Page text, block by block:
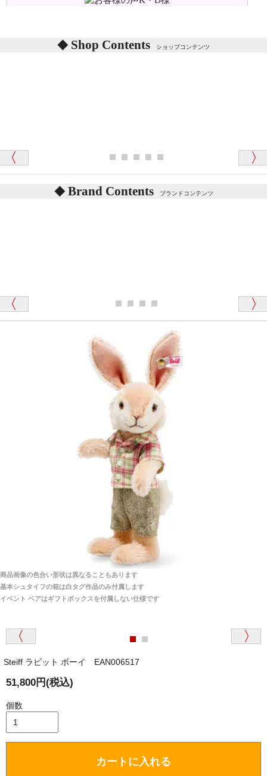
詳しくはこちらをご覧ください。
体をねかせたりおこしたりすると「グーグー」と鳴く
記載しておりますので、ぜひ探してみてください。
ディベアがいます。
「スクエーカー内蔵」と記載しておりますので、ぜひ
探してみてください。
シュタイフ社製品の実物を見ることはできますか？
当店はネット販売ですので実物をお見せすることが
海外からのお取り寄せと言うことですが、商品はきち
んと届きますか？
ご安心ください！商品は確実にお届けします。
商品は直接海外から届くのですか。受取の際、関税な
商品は全て当店へ入荷させたのち欠品を行いお客様
関税はすべて当店にて処理しますのでお客様のご負担
は一切ありません。
商品が届くまでにはどのくらいの期間がかかります
か？
国内で一度検品をしますので、決済確認後、２～４
週間でのお届けとなります。
ます。）
東京都 M・K 様 （女性）
「対応はどちらも丁寧でした。値段と他の融通
「商品説明が細やかで丁寧であったことです」
「前に買ったことがあったお店でしたので」
千葉県 U・Y 様 （女性）
「ChatGPTを利用したところ「くまの小屋」さ
んを紹介され…」
埼玉県 S・W 様
「送られる際にメールなどで届けて頂きとても
安心感がありました」
大阪府 Y・W 様 （男性）
「取り扱っているNetショップで一番信用出来
兵庫県 A・K 様 （女性）
「ベアちゃんの紹介分が丁寧に書かれていたこ
Shop Contents ショップコンテンツ
Brand Contents ブランドコンテンツ
商品画像の色合い形状は異なることもあります
基本シュタイフの箱は白タグ作品のみ付属します
イベント ベアはギフトボックスを付属しない仕様です
Steiff ラビット ボーイ EAN006517
51,800円(税込)
個数
カートに入れる